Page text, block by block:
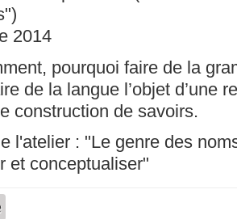
2014
pourquoi faire de la
de la langue l’objet d’une
construction de savoirs.
l'atelier : "Le genre des
et conceptualiser"